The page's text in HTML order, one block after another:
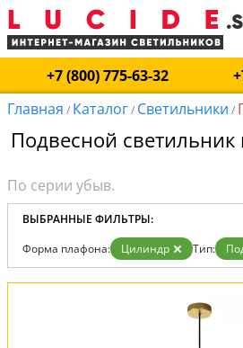
+7 (800) 775-63-32
Главная / Каталог/ Светильники /
Подвесной
ВЫБРАННЫЕ ФИЛЬТРЫ:
Форма плафона: Цилиндр Тип:
Вид:
Светильники